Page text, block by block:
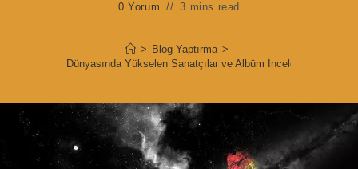
0 Yorum
3 mins read
> Blog Yaptırma >
Müzik Dünyasında Yükselen Sanatçılar ve Albüm İncelemeleri